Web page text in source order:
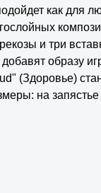
как для
и три
образу
(Здоровье)
на